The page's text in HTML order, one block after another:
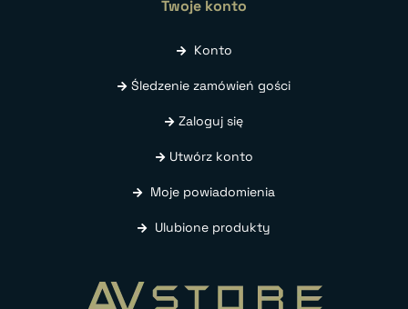
Twoje konto
Konto
Śledzenie zamówień gości
Zaloguj się
Utwórz konto
Moje powiadomienia
Ulubione produkty